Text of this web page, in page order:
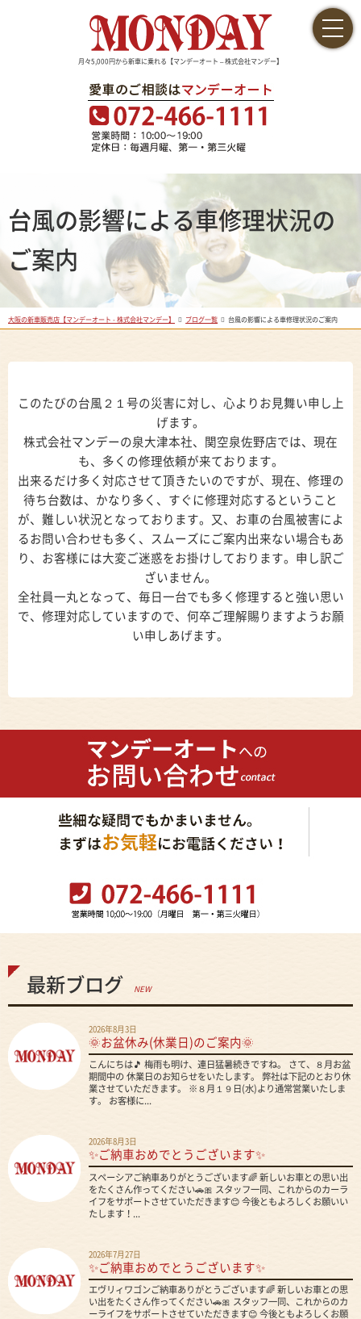
月々5,000円から新車に乗れる【マンデーオート – 株式会社マンデー】
台風の影響による車修理状況の
ご案内
大阪の新車販売店【マンデーオート - 株式会社マンデー】 ブログ一覧 台風の影響による車修理状況のご案内
このたびの台風２１号の災害に対し、心よりお見舞い申し上
げます。
株式会社マンデーの泉大津本社、関空泉佐野店では、現在
も、多くの修理依頼が来ております。
出来るだけ多く対応させて頂きたいのですが、現在、修理の
待ち台数は、かなり多く、すぐに修理対応するということ
が、難しい状況となっております。又、お車の台風被害によ
るお問い合わせも多く、スムーズにご案内出来ない場合もあ
り、お客様には大変ご迷惑をお掛けしております。申し訳ご
ざいません。
全社員一丸となって、毎日一台でも多く修理すると強い思い
で、修理対応していますので、何卒ご理解賜りますようお願
い申しあげます。
最新ブログ NEW
2026年8月3日
🌞お盆休み(休業日)のご案内🌞
こんにちは🎵 梅雨も明け、連日猛暑続きですね。 さて、８月お盆
期間中の 休業日のお知らせをいたします。 弊社は下記のとおり休
業させていただきます。 ※８月１９日(水)より通常営業いたしま
す。 お客様に...
2026年8月3日
✨ご納車おめでとうございます✨
スペーシアご納車ありがとうございます🌈 新しいお車との思い出
をたくさん作ってください🚗🎀 スタッフ一同、これからのカーラ
イフをサポートさせていただきます😊 今後ともよろしくお願いい
たします！...
2026年7月27日
✨ご納車おめでとうございます✨
エヴリィワゴンご納車ありがとうございます🌈 新しいお車との思
い出をたくさん作ってください🚗🎀 スタッフ一同、これからのカ
ーライフをサポートさせていただきます😊 今後ともよろしくお願